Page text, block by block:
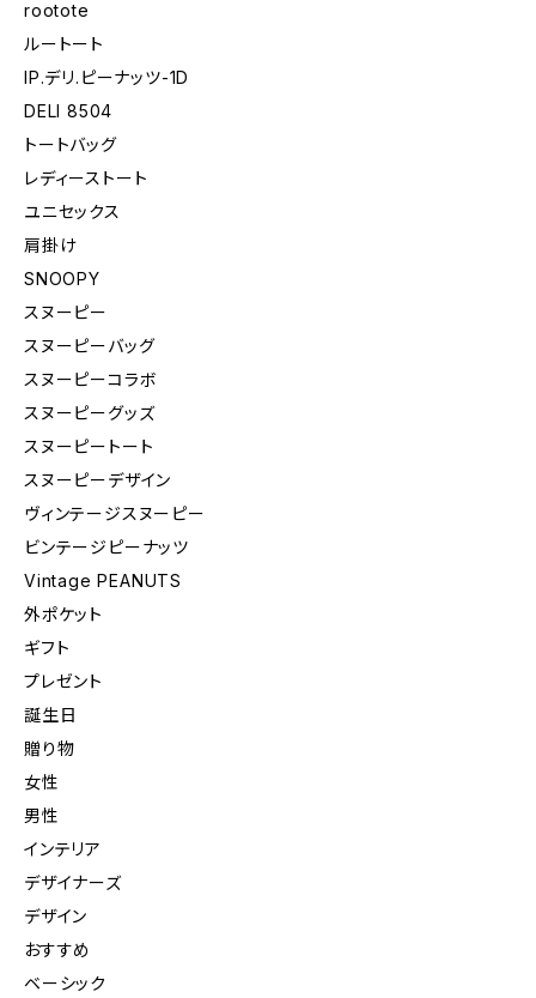
rootote
ルートート
IP.デリ.ピーナッツ-1D
DELI 8504
トートバッグ
レディーストート
ユニセックス
肩掛け
SNOOPY
スヌーピー
スヌーピーバッグ
スヌーピーコラボ
スヌーピーグッズ
スヌーピートート
スヌーピーデザイン
ヴィンテージスヌーピー
ビンテージピーナッツ
Vintage PEANUTS
外ポケット
ギフト
プレゼント
誕生日
贈り物
女性
男性
インテリア
デザイナーズ
デザイン
おすすめ
ベーシック